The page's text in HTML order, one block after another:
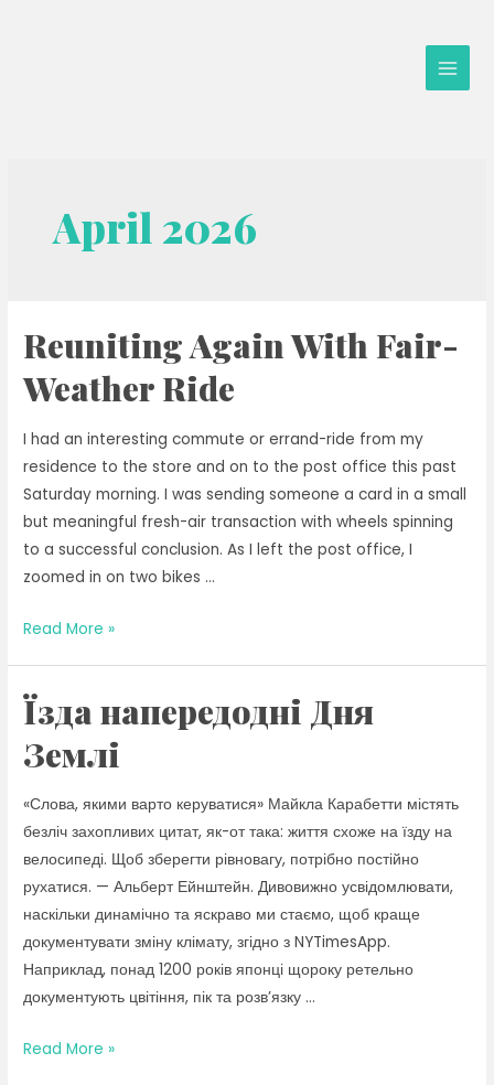
Main
April 2026
Reuniting Again With Fair-
Weather Ride
I had an interesting commute or errand-ride from my
residence to the store and on to the post office this past
Saturday morning. I was sending someone a card in a small
but meaningful fresh-air transaction with wheels spinning
to a successful conclusion. As I left the post office, I
zoomed in on two bikes …
Reuniting
Fair-
Ride
Read More »
Їзда напередодні Дня
Землі
«Слова, якими варто керуватися» Майкла Карабетти містять
безліч захопливих цитат, як-от така: життя схоже на їзду на
велосипеді. Щоб зберегти рівновагу, потрібно постійно
рухатися. — Альберт Ейнштейн. Дивовижно усвідомлювати,
наскільки динамічно та яскраво ми стаємо, щоб краще
документувати зміну клімату, згідно з NYTimesApp.
Наприклад, понад 1200 років японці щороку ретельно
документують цвітіння, пік та розв’язку …
Їзда
Read More »